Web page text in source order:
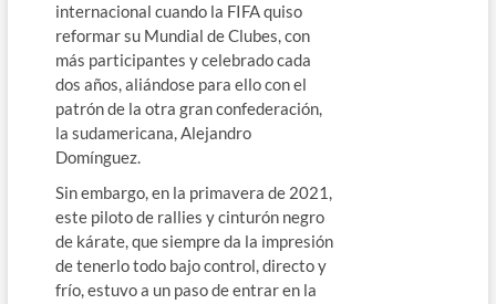
internacional cuando la FIFA quiso
reformar su Mundial de Clubes, con
más participantes y celebrado cada
dos años, aliándose para ello con el
patrón de la otra gran confederación,
la sudamericana, Alejandro
Domínguez.
Sin embargo, en la primavera de 2021,
este piloto de rallies y cinturón negro
de kárate, que siempre da la impresión
de tenerlo todo bajo control, directo y
frío, estuvo a un paso de entrar en la